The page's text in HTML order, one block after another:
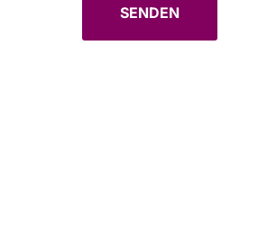
SENDEN